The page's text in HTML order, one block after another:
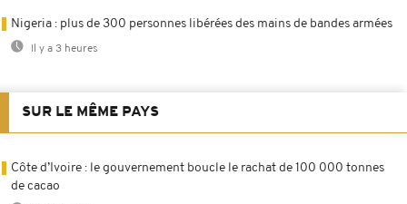
Nigeria : plus de 300 personnes libérées des mains de bandes armées
Il y a 3 heures
SUR LE MÊME PAYS
Côte d’Ivoire : le gouvernement boucle le rachat de 100 000 tonnes
de cacao